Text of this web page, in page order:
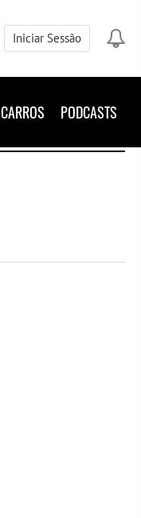
Iniciar Sessão
CARROS PODCASTS